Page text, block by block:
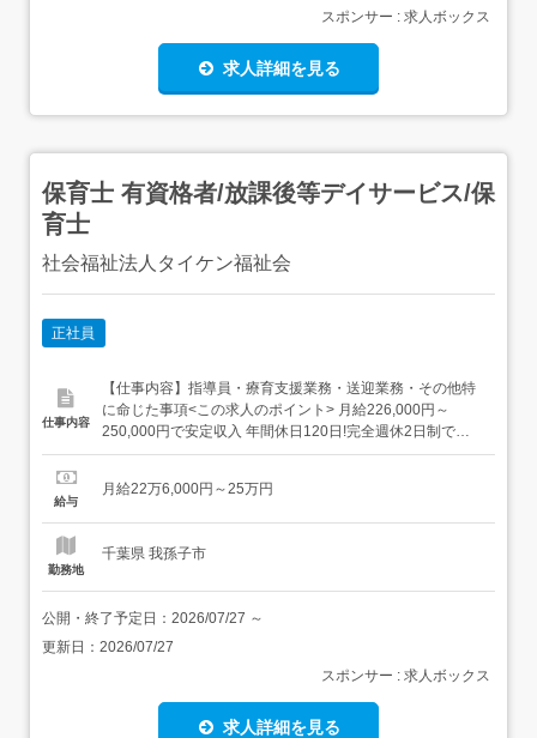
スポンサー : 求人ボックス
求人詳細を見る
保育士 有資格者/放課後等デイサービス/保
育士
社会福祉法人タイケン福祉会
正社員
仕事内容
【仕事内容】指導員・療育支援業務・送迎業務・その他特
に命じた事項<この求人のポイント> 月給226,000円～
250,000円で安定収入 年間休日120日!完全週休2日制でプ
ライベートも充実 月平均残業10時間程度 ワークライフバ
境ー<子どもたちの「できた!」を育む、やりがいあふれる
給与
月給22万6,000円～25万円
勤務地
千葉県 我孫子市
公開・終了予定日： 2026/07/27 ～
更新日： 2026/07/27
スポンサー : 求人ボックス
求人詳細を見る